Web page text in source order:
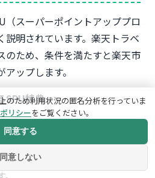
（スーパーポイントアッププロ
説明されています。楽天トラベ
のため、条件を満たすと楽天市
ップします。
SPU特典
以上の予約＆対象期間中の利
ント還元率が+1倍になります。
約することで、楽天市場での買
のため利用状況の匿名分析を行っていま
リシーをご覧ください。
同意しない
同意する